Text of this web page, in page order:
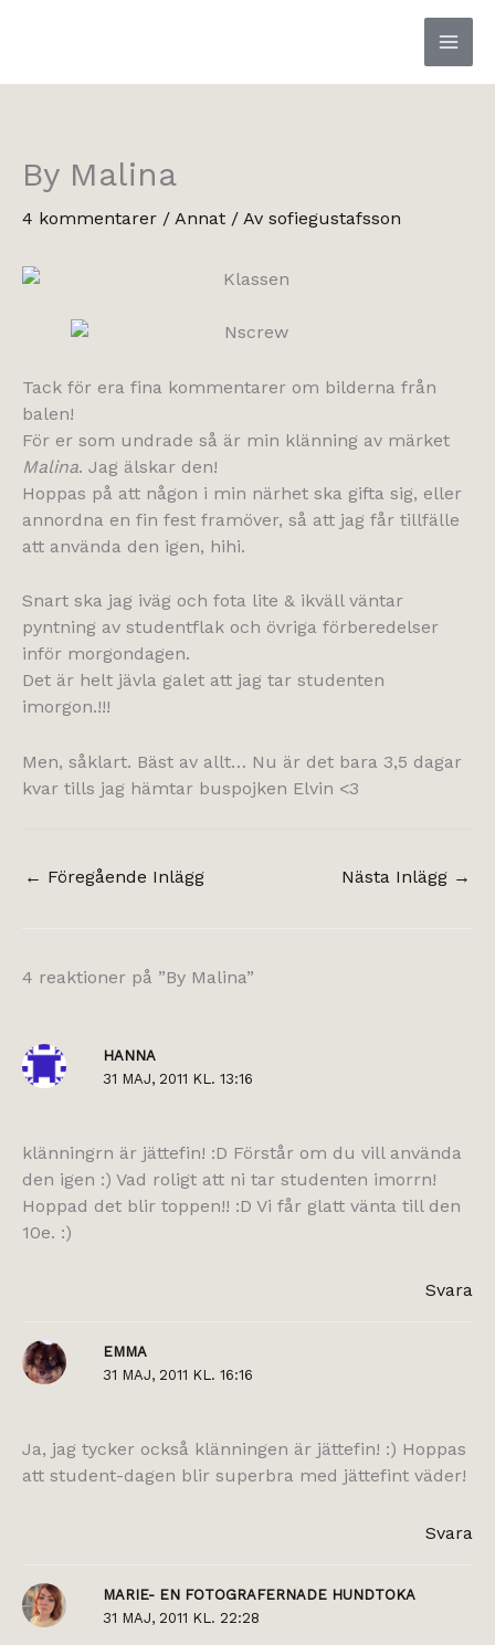
By Malina
4 kommentarer / Annat / Av sofiegustafsson
Tack för era fina kommentarer om bilderna från
balen!
För er som undrade så är min klänning av märket
Malina. Jag älskar den!
Hoppas på att någon i min närhet ska gifta sig, eller
annordna en fin fest framöver, så att jag får tillfälle
att använda den igen, hihi.
Snart ska jag iväg och fota lite & ikväll väntar
pyntning av studentflak och övriga förberedelser
inför morgondagen.
Det är helt jävla galet att jag tar studenten
imorgon.!!!
Men, såklart. Bäst av allt… Nu är det bara 3,5 dagar
kvar tills jag hämtar buspojken Elvin <3
← Föregående Inlägg Nästa Inlägg →
4 reaktioner på ”By Malina”
HANNA
31 MAJ, 2011 KL. 13:16
klänningrn är jättefin! :D Förstår om du vill använda
den igen :) Vad roligt att ni tar studenten imorrn!
Hoppad det blir toppen!! :D Vi får glatt vänta till den
10e. :)
Svara
EMMA
31 MAJ, 2011 KL. 16:16
Ja, jag tycker också klänningen är jättefin! :) Hoppas
att student-dagen blir superbra med jättefint väder!
Svara
MARIE- EN FOTOGRAFERNADE HUNDTOKA
31 MAJ, 2011 KL. 22:28